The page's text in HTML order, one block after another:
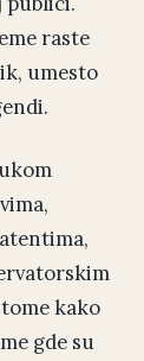
raste
umesto
kako
gde su